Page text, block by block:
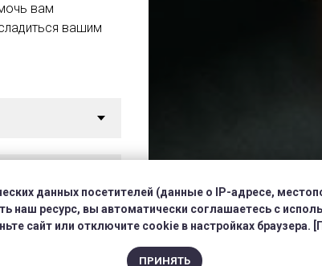
данных посетителей (данные о IP-адресе,
наш ресурс, вы автоматически соглашаетесь с
сайт или отключите cookie в настройках браузера.
ПРИНЯТЬ
вам
вашим